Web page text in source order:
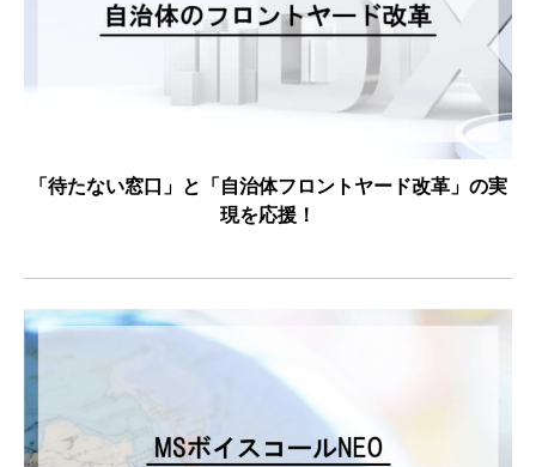
「待たない窓口」と「自治体フロントヤード改革」の実
現を応援！